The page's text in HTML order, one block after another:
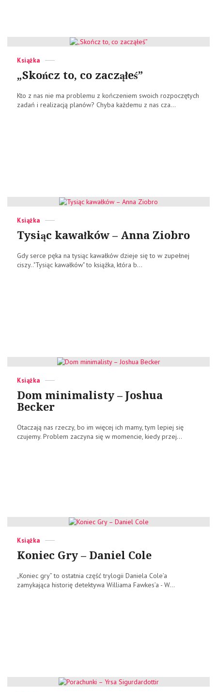
Categories
Książka
„Skończ to, co zacząłeś”
Kto z nas nie ma problemu z kończeniem swoich rozpoczętych
zadań i realizacją planów? Chyba każdemu z nas cza...
Categories
Książka
Tysiąc kawałków – Anna Ziobro
Gdy serce pęka na tysiąc kawałków dzieje się to w zupełnej
ciszy.."Tysiąc kawałków" to książka, która b...
Categories
Książka
Dom minimalisty – Joshua
Becker
Otaczają nas rzeczy, bo im więcej ich mamy, tym lepiej się
czujemy. Problem zaczyna się w momencie, kiedy przej...
Categories
Książka
Koniec Gry – Daniel Cole
„Koniec gry” to ostatnia część trylogii Daniela Cole’a
zamykająca historię detektywa Williama Fawkes’a - W...